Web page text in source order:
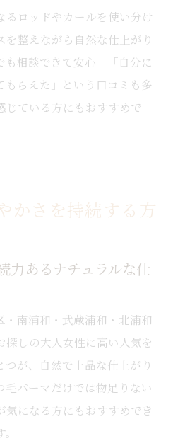
るロッドやカールを使い分け
を整えながら自然な仕上がり
相談できて安心」「自分に
もらえた」という口コミも多
じている方にもおすすめで
かさを持続する方
力あるナチュラルな仕
・南浦和・武蔵浦和・北浦和
探しの大人女性に高い人気を
が、自然で上品な仕上がり
毛パーマだけでは物足りない
気になる方にもおすすめでき